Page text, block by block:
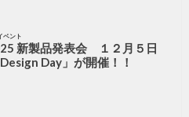
ベント
新製品発表会 １２月５日
Day」が開催！！